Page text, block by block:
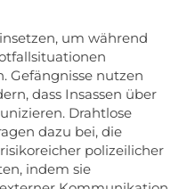
um während
Gefängnisse nutzen
dass Insassen über
Drahtlose
dazu bei, die
polizeilicher
indem sie